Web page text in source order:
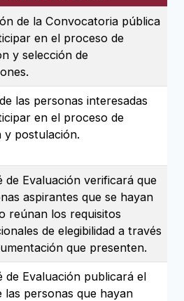
de la Convocatoria pública
en el proceso de
y selección de
las personas interesadas
en el proceso de
y postulación.
de Evaluación verificará que
aspirantes que se hayan
reúnan los requisitos
de elegibilidad a través
que presenten.
de Evaluación publicará el
las personas que hayan